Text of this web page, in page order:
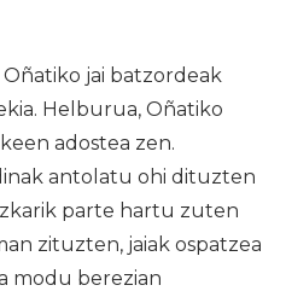
jai batzordeak
Helburua, Oñatiko
adostea zen.
antolatu ohi dituzten
parte hartu zuten
zituzten, jaiak ospatzea
modu berezian